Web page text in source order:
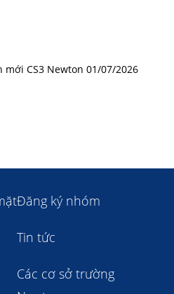
CS3 Newton 01/07/2026
Đăng ký nhóm
Tin tức
Các cơ sở trường